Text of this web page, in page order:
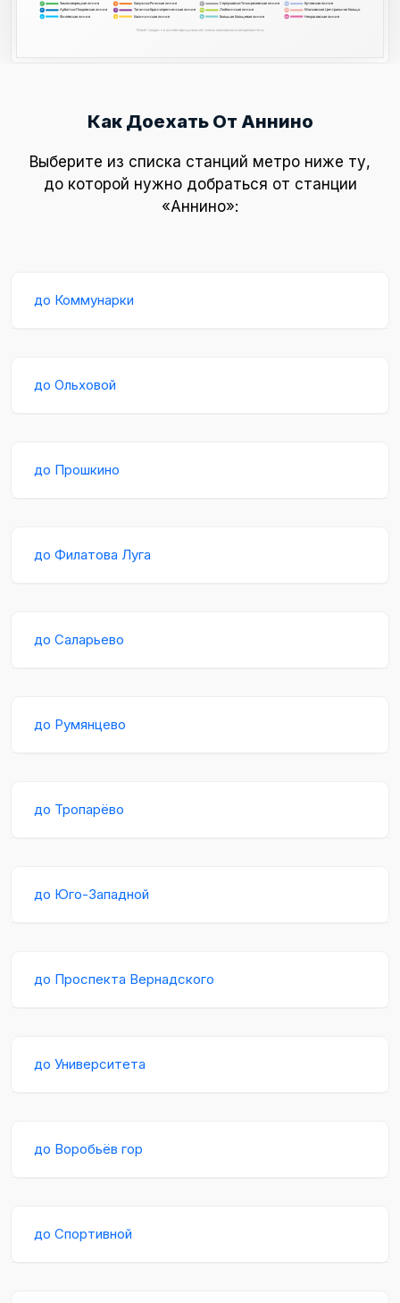
Замоскворецкая линия
Арбатско-Покровская линия
Филёвская линия
Калужско-Рижская линия
Таганско-Краснопресненская линия
Калининская линия
Серпуховско-Тимирязевская линия
Люблинская линия
Бутовская линия
Московское Центральное Кольцо
Макет создан на основе официальной схемы московского метрополитена
2
3
Большая Кольцевая линия
8
9
10
7
6 12
11
14
4 15 Некрасовская линия
Как Доехать От Аннино
Выберите из списка станций метро ниже ту,
до которой нужно добраться от станции
«Аннино»:
до Коммунарки
до Ольховой
до Прошкино
до Филатова Луга
до Саларьево
до Румянцево
до Тропарёво
до Юго-Западной
до Проспекта Вернадского
до Университета
до Воробьёв гор
до Спортивной